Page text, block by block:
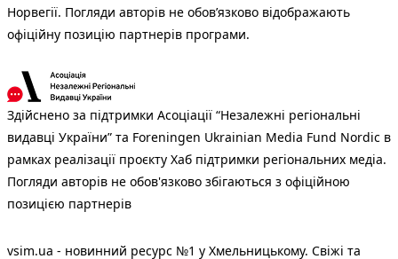
Норвегії. Погляди авторів не обов’язково відображають
офіційну позицію партнерів програми.
Здійснено за підтримки Асоціації “Незалежні регіональні
видавці України” та Foreningen Ukrainian Media Fund Nordic в
рамках реалізації проєкту Хаб підтримки регіональних медіа.
Погляди авторів не обов'язково збігаються з офіційною
позицією партнерів
vsim.ua - новинний ресурс №1 у Хмельницькому. Свіжі та